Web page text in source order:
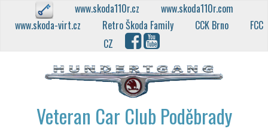
www.skoda110r.cz
www.skoda110r.com
www.skoda-virt.cz
Retro Škoda Family CCK Brno
FCC
CZ
Veteran Car Club Poděbrady